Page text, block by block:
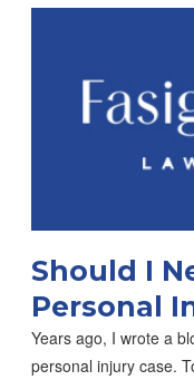
Should I
Personal
Years ago, I wrote a
personal injury case.